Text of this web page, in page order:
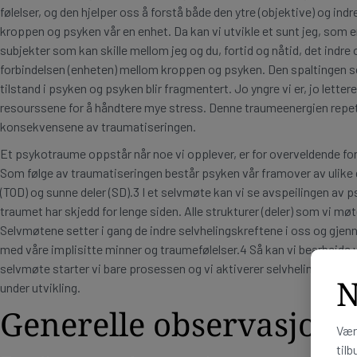
følelser, og den hjelper oss å forstå både den ytre (objektive) og
kroppen og psyken vår en enhet. Da kan vi utvikle et sunt jeg, som
subjekter som kan skille mellom jeg og du, fortid og nåtid, det
forbindelsen (enheten) mellom kroppen og psyken. Den spaltingen
tilstand i psyken og psyken blir fragmentert. Jo yngre vi er, jo
resourssene for å håndtere mye stress. Denne traumeenergien
konsekvensene av traumatiseringen.
Et psykotraume oppstår når noe vi opplever, er for overveldende
Som følge av traumatiseringen består psyken vår framover av
(TOD) og sunne deler (SD).3 I et selvmøte kan vi se avspeilingen
traumet har skjedd for lenge siden. Alle strukturer (deler) som vi
Selvmøtene setter i gang de indre selvhelingskreftene i oss og
med våre implisitte minner og traumefølelser.4 Så kan vi
selvmøte starter vi bare prosessen og vi aktiverer
under utvikling.
Generelle